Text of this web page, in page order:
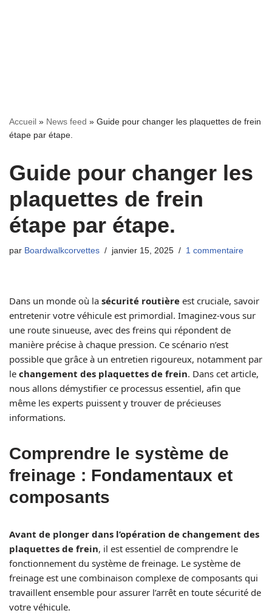
Accueil » News feed » Guide pour changer les plaquettes de frein
étape par étape.
Guide pour changer les
plaquettes de frein
étape par étape.
par Boardwalkcorvettes janvier 15, 2025 1 commentaire
Dans un monde où la sécurité routière est cruciale, savoir
entretenir votre véhicule est primordial. Imaginez-vous sur
une route sinueuse, avec des freins qui répondent de
manière précise à chaque pression. Ce scénario n’est
possible que grâce à un entretien rigoureux, notamment par
le changement des plaquettes de frein. Dans cet article,
nous allons démystifier ce processus essentiel, afin que
même les experts puissent y trouver de précieuses
informations.
Comprendre le système de
freinage : Fondamentaux et
composants
Avant de plonger dans l’opération de changement des
plaquettes de frein, il est essentiel de comprendre le
fonctionnement du système de freinage. Le système de
freinage est une combinaison complexe de composants qui
travaillent ensemble pour assurer l’arrêt en toute sécurité de
votre véhicule.